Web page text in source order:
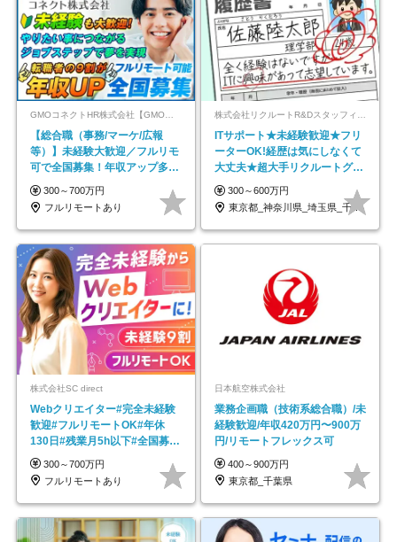
GMOコネクトHR株式会社【GMOインターネットグループ】
【総合職（事務/マーケ/広報
等）】未経験大歓迎／フルリモ
可で全国募集！年収アップ多数
★年休最大130日★
300～700万円
フルリモートあり
株式会社リクルートR&Dスタッフィング【リクルートグループ】
ITサポート★未経験歓迎★フリ
ーターOK!経歴は気にしなくて
大丈夫★超大手リクルートグル
ープの正社員/sg
300～600万円
東京都_神奈川県_埼玉県_千葉県_大阪府…
株式会社SC direct
Webクリエイター#完全未経験
歓迎#フルリモートOK#年休
130日#残業月5h以下#全国募集
#最大1年の研修
300～700万円
フルリモートあり
日本航空株式会社
業務企画職（技術系総合職）/未
経験歓迎/年収420万円〜900万
円/リモートフレックス可
400～900万円
東京都_千葉県